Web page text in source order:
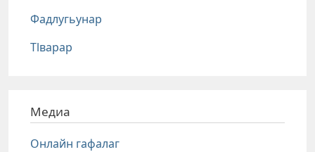
Фадлугьунар
Тlварар
Медиа
Онлайн гафалаг